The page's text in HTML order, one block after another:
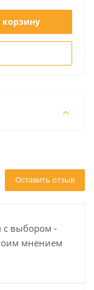
корзину
Оставить отзыв
с выбором -
мнением